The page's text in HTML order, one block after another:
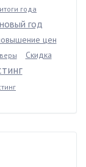
итоги года
новый год
цен
Скидка